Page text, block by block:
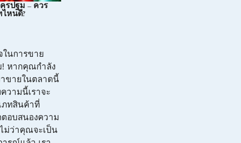
รปฐม – ควร
หนดี?
นการขาย
หากคุณกำลัง
ขายในตลาดนี้
วามนี้เราจะ
ทสินค้าที่
ตอบสนองความ
ม่ว่าคุณจะเป็น